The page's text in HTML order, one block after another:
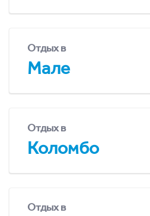
Отдых в
Мале
Отдых в
Коломбо
Отдых в